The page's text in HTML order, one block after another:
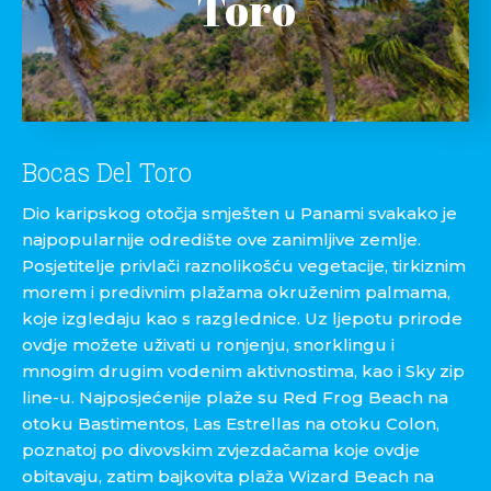
Bocas Del Toro
Dio karipskog otočja smješten u Panami svakako je
najpopularnije odredište ove zanimljive zemlje.
Posjetitelje privlači raznolikošću vegetacije, tirkiznim
morem i predivnim plažama okruženim palmama,
koje izgledaju kao s razglednice. Uz ljepotu prirode
ovdje možete uživati u ronjenju, snorklingu i
mnogim drugim vodenim aktivnostima, kao i Sky zip
line-u. Najposjećenije plaže su Red Frog Beach na
otoku Bastimentos, Las Estrellas na otoku Colon,
poznatoj po divovskim zvjezdačama koje ovdje
obitavaju, zatim bajkovita plaža Wizard Beach na